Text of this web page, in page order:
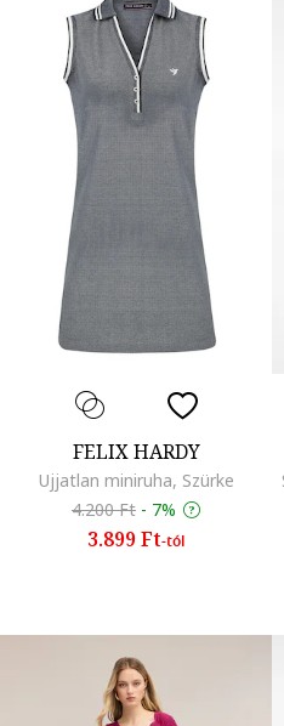
FELIX HARDY
Ujjatlan miniruha, Szürke
4.200 Ft - 7%
3.899 Ft-tól